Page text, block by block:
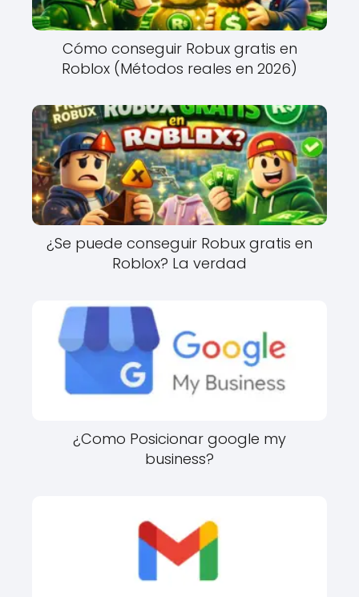
Cómo conseguir Robux gratis en
Roblox (Métodos reales en 2026)
¿Se puede conseguir Robux gratis en
Roblox? La verdad
¿Como Posicionar google my
business?